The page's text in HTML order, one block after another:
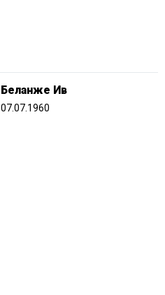
Беланже Ив
07.07.1960